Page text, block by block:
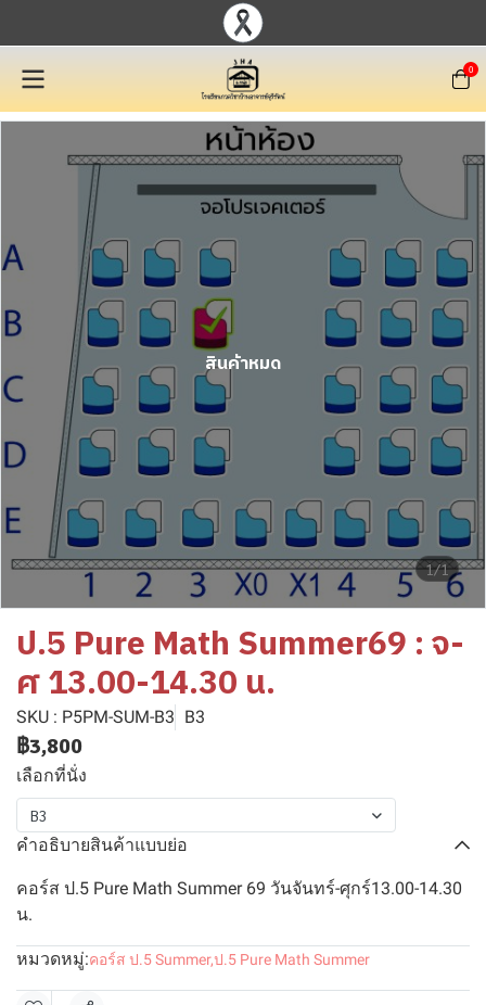
0
1/1
สินค้าหมด
ป.5 Pure Math Summer69 : จ-
ศ 13.00-14.30 น.
SKU : P5PM-SUM-B3 B3
฿3,800
เลือกที่นั่ง
B3
คำอธิบายสินค้าแบบย่อ
คอร์ส ป.5 Pure Math Summer 69 วันจันทร์-ศุกร์13.00-14.30
น.
หมวดหมู่:คอร์ส ป.5 Summer,ป.5 Pure Math Summer